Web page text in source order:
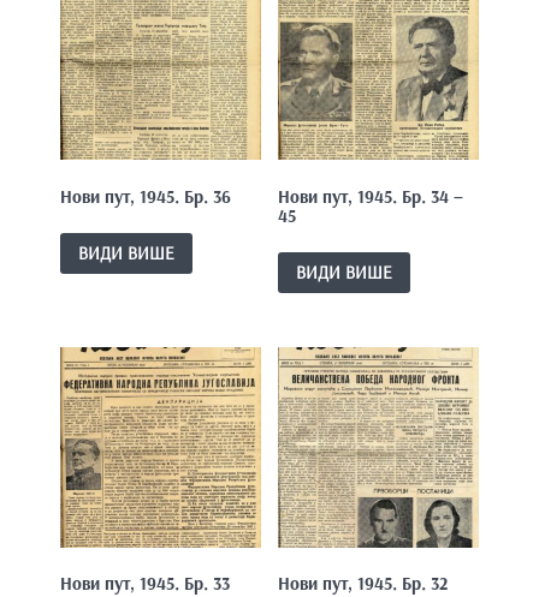
Нови пут, 1945. Бр. 36
ВИДИ ВИШЕ
Нови пут, 1945. Бр. 34 –
45
ВИДИ ВИШЕ
Нови пут, 1945. Бр. 33 Нови пут, 1945. Бр. 32